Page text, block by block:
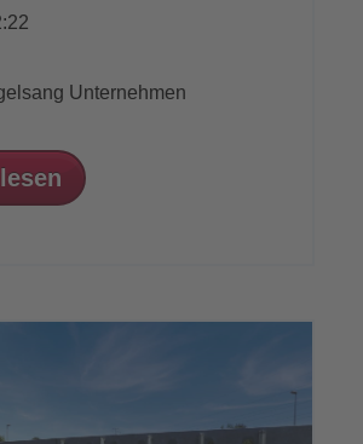
Unternehmen